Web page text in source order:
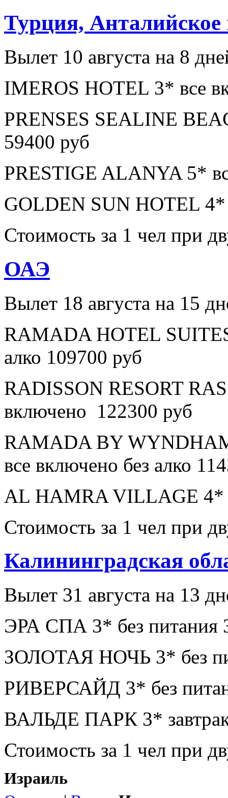
Турция, Анталийское
Вылет 10 августа на 8
IMEROS HOTEL 3* все
PRENSES SEALINE
59400 руб
PRESTIGE ALANYA 5*
GOLDEN SUN HOTEL 4*
Стоимость за 1 чел при
ОАЭ
Вылет 18 августа на 15
RAMADA HOTEL
алко 109700 руб
RADISSON RESORT
включено 122300 руб
RAMADA BY
все включено без алко
AL HAMRA VILLAGE 4*
Стоимость за 1 чел при
Калининградская
Вылет 31 августа на 13
ЭРА СПА 3* без питания
ЗОЛОТАЯ НОЧЬ 3* без
РИВЕРСАЙД 3* без
ВАЛЬДЕ ПАРК 3*
Стоимость за 1 чел при
Израиль